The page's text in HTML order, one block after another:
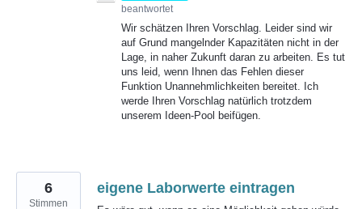
beantwortet
Wir schätzen Ihren Vorschlag. Leider sind wir
auf Grund mangelnder Kapazitäten nicht in der
Lage, in naher Zukunft daran zu arbeiten. Es tut
uns leid, wenn Ihnen das Fehlen dieser
Funktion Unannehmlichkeiten bereitet. Ich
werde Ihren Vorschlag natürlich trotzdem
unserem Ideen-Pool beifügen.
eigene Laborwerte eintragen
6
Stimmen